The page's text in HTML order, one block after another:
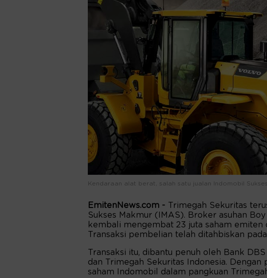
Kendaraan alat berat, salah satu jualan Indomobil Sukses
EmitenNews.com -
Trimegah Sekuritas
Sukses Makmur (IMAS). Broker asuhan
kembali mengembat 23 juta saham
Transaksi pembelian telah ditahbiskan
Transaksi itu, dibantu penuh oleh Bank
dan Trimegah Sekuritas Indonesia. Dengan
saham Indomobil dalam pangkuan